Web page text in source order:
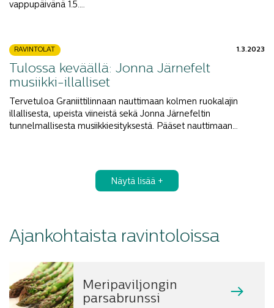
vappupäivänä 1.5.…
RAVINTOLAT 1.3.2023
Tulossa keväällä: Jonna Järnefelt
musiikki-illalliset
Tervetuloa Graniittilinnaan nauttimaan kolmen ruokalajin
illallisesta, upeista viineistä sekä Jonna Järnefeltin
tunnelmallisesta musiikkiesityksestä. Pääset nauttimaan…
Näytä lisää +
Ajankohtaista ravintoloissa
Meripaviljongin
parsabrunssi